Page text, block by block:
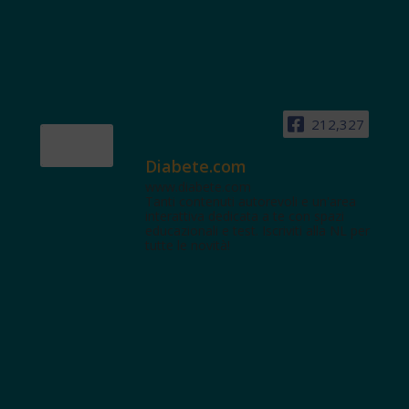
212,327
Diabete.com
www.diabete.com
Tanti contenuti autorevoli e un'area
interattiva dedicata a te con spazi
educazionali e test. Iscriviti alla NL per
tutte le novità!